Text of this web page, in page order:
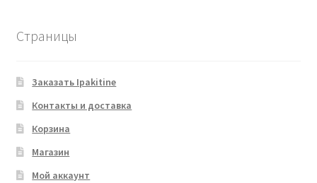
Страницы
Заказать Ipakitine
Контакты и доставка
Корзина
Магазин
Мой аккаунт